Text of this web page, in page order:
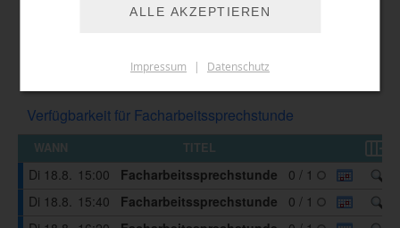
ALLE AKZEPTIEREN
Impressum | Datenschutz